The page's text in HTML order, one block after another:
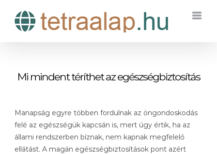
Mi mindent téríthet az egészségbiztosítás
Manapság egyre többen fordulnak az öngondoskodás
felé az egészségük kapcsán is, mert úgy értik, ha az
állami rendszerben bíznak, nem kapnak megfelelő
ellátást. A magán egészségbiztosítások pont azért